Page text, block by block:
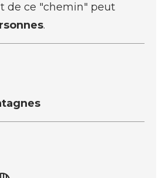
de ce "chemin" peut
.